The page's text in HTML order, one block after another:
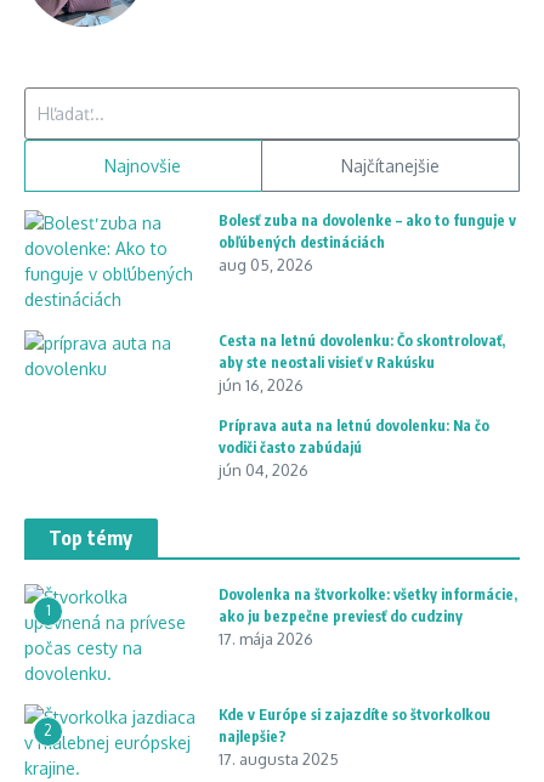
Najnovšie Najčítanejšie
Bolesť zuba na dovolenke – ako to funguje v
obľúbených destináciách
aug 05, 2026
Cesta na letnú dovolenku: Čo skontrolovať,
aby ste neostali visieť v Rakúsku
jún 16, 2026
Príprava auta na letnú dovolenku: Na čo
vodiči často zabúdajú
jún 04, 2026
Top témy
1
Dovolenka na štvorkolke: všetky informácie,
ako ju bezpečne previesť do cudziny
17. mája 2026
2
Kde v Európe si zajazdíte so štvorkolkou
najlepšie?
17. augusta 2025